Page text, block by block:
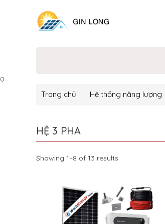
0
Trang chủ Hệ thống năng lượng
HỆ 3 PHA
Showing 1–8 of 13 results